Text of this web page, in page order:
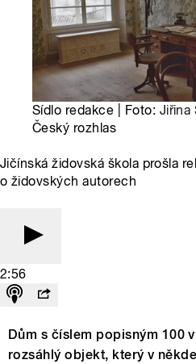
Sídlo redakce | Foto: Jiřina
Český rozhlas
Jičínská židovská škola prošla
o židovských autorech
2:56
Dům s číslem popisným 100
rozsáhlý objekt, který v